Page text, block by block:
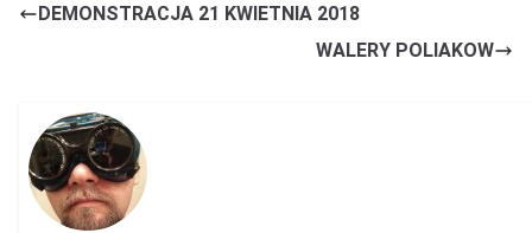
DEMONSTRACJA 21 KWIETNIA 2018
WALERY POLIAKOW